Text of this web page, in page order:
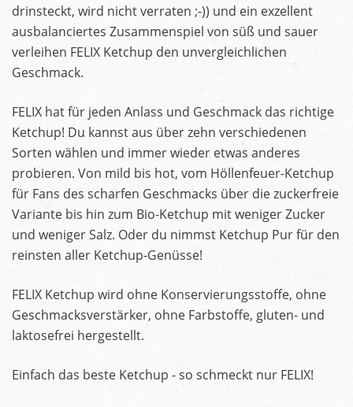
drinsteckt, wird nicht verraten ;-)) und ein exzellent
ausbalanciertes Zusammenspiel von süß und sauer
verleihen FELIX Ketchup den unvergleichlichen
Geschmack.
FELIX hat für jeden Anlass und Geschmack das richtige
Ketchup! Du kannst aus über zehn verschiedenen
Sorten wählen und immer wieder etwas anderes
probieren. Von mild bis hot, vom Höllenfeuer-Ketchup
für Fans des scharfen Geschmacks über die zuckerfreie
Variante bis hin zum Bio-Ketchup mit weniger Zucker
und weniger Salz. Oder du nimmst Ketchup Pur für den
reinsten aller Ketchup-Genüsse!
FELIX Ketchup wird ohne Konservierungsstoffe, ohne
Geschmacksverstärker, ohne Farbstoffe, gluten- und
laktosefrei hergestellt.
Einfach das beste Ketchup - so schmeckt nur FELIX!